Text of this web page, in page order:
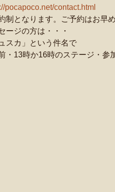
pocapoco.net/contact.html
制となります。ご予約はお早め
ージの方は・・・
スカ」という件名で
・13時か16時のステージ・参